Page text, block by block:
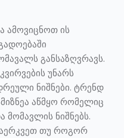
ამოვიცნოთ ის
განსაზღვრავს.
უნარს
ნიშნები. ტრენდ
აწმყო რომელიც
მომავლის ნიშნებს.
თუ როგორ